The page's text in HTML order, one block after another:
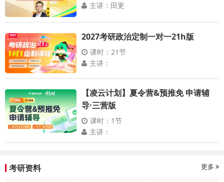
主讲：田更
2027考研政治定制一对一21h版
课时：21节
主讲：
【凌云计划】夏令营&预推免 申请辅
导·三营版
课时：1节
主讲：
考研资料 更多